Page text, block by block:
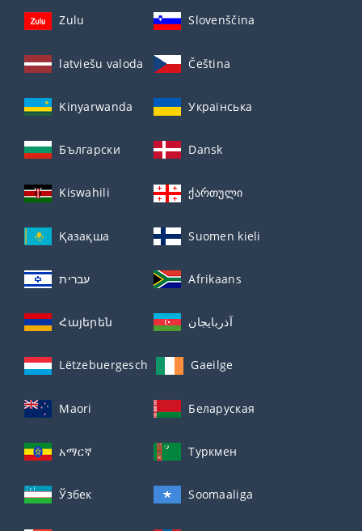
Zulu Slovenščina
latviešu valoda Čeština
Kinyarwanda Українська
Български Dansk
Kiswahili ქართული
Қазақша Suomen kieli
עברית Afrikaans
Հայերեն آذربايجان
Lëtzebuergesch Gaeilge
Maori Беларуская
አማርኛ Туркмен
Ўзбек Soomaaliga